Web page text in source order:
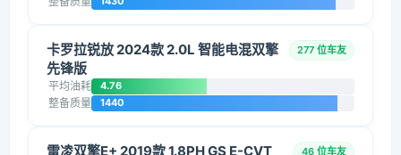
卡罗拉锐放 2024款 2.0L 智能电混双擎
先锋版
277 位车友
平均油耗 4.76
整备质量 1440
雷凌双擎E+ 2019款 1.8PH GS E-CVT 46 位车友